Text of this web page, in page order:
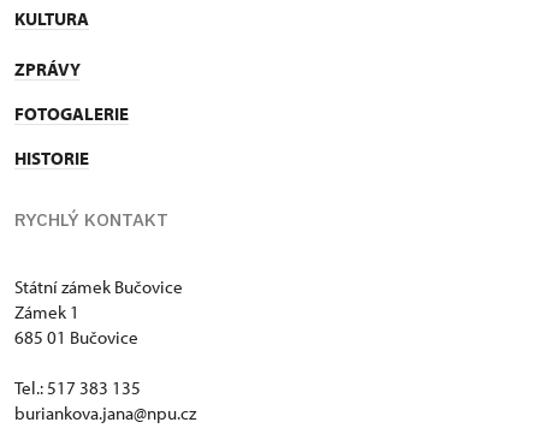
KULTURA
ZPRÁVY
FOTOGALERIE
HISTORIE
RYCHLÝ KONTAKT
Státní zámek Bučovice
Zámek 1
685 01 Bučovice
Tel.: 517 383 135
buriankova.jana@npu.cz